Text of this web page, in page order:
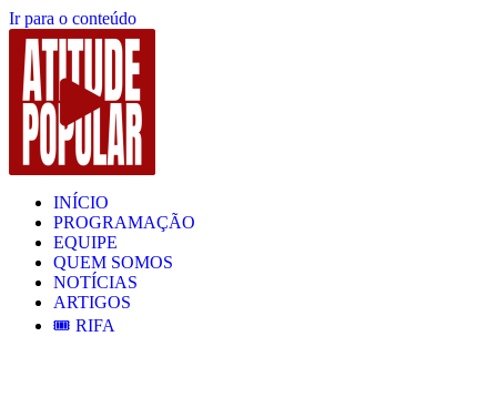
Ir para o conteúdo
INÍCIO
PROGRAMAÇÃO
EQUIPE
QUEM SOMOS
NOTÍCIAS
ARTIGOS
🎟️ RIFA